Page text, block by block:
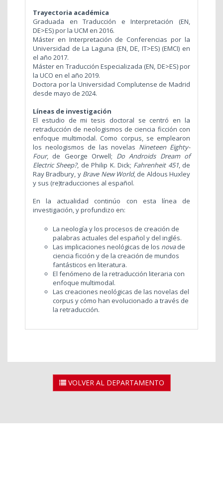
Trayectoria académica
Graduada en Traducción e Interpretación (EN,
DE>ES) por la UCM en 2016.
Máster en Interpretación de Conferencias por la
Universidad de La Laguna (EN, DE, IT>ES) (EMCI) en
el año 2017.
Máster en Traducción Especializada (EN, DE>ES) por
la UCO en el año 2019.
Doctora por la Universidad Complutense de Madrid
desde mayo de 2024.
Líneas de investigación
El estudio de mi tesis doctoral se centró en la
retraducción de neologismos de ciencia ficción con
enfoque multimodal. Como corpus, se emplearon
los neologismos de las novelas Nineteen Eighty-
Four, de George Orwell; Do Androids Dream of
Electric Sheep?, de Philip K. Dick; Fahrenheit 451, de
Ray Bradbury, y Brave New World, de Aldous Huxley
y sus (re)traducciones al español.
En la actualidad continúo con esta línea de
investigación, y profundizo en:
La neología y los procesos de creación de
palabras actuales del español y del inglés.
Las implicaciones neológicas de los novade
ciencia ficción y de la creación de mundos
fantásticos en literatura.
El fenómeno de la retraducción literaria con
enfoque multimodal.
Las creaciones neológicas de las novelas del
corpus y cómo han evolucionado a través de
la retraducción.
VOLVER AL DEPARTAMENTO